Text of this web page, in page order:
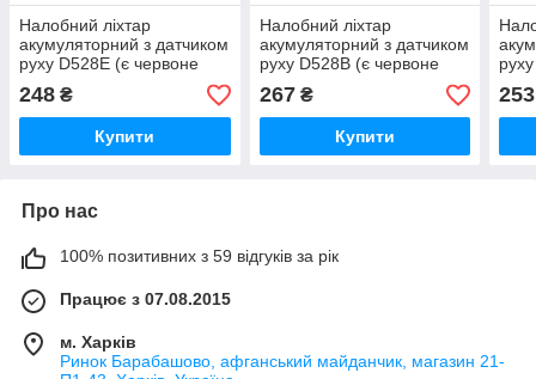
Налобний ліхтар
акумуляторний з датчиком
руху D528E (є червоне
світло)
248 ₴
Купити
Налобний ліхтар
акумуляторний з датчиком
руху D528B (є червоне
світло)
267₴
Купити
253
Про нас
100% позитивних з 59 відгуків за рік
Працює з 07.08.2015
м. Харків
Ринок Барабашово, афганський майданчик, магазин 21-